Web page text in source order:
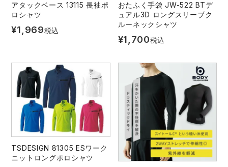
アタックベース 13115 長袖ポ
ロシャツ
¥1,969税込
おたふく手袋 JW-522 BTデ
ュアル3D ロングスリーブク
ルーネックシャツ
¥1,700税込
TSDESIGN 81305 ESワーク
ニットロングポロシャツ